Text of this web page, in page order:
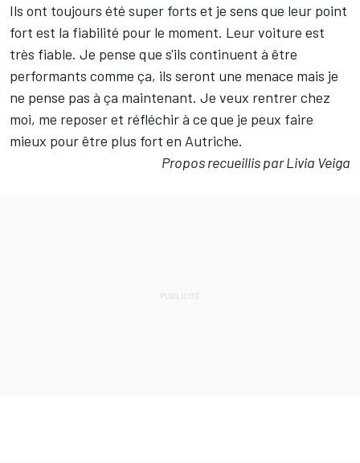
Ils ont toujours été super forts et je sens que leur point
fort est la fiabilité pour le moment. Leur voiture est
très fiable. Je pense que s'ils continuent à être
performants comme ça, ils seront une menace mais je
ne pense pas à ça maintenant. Je veux rentrer chez
moi, me reposer et réfléchir à ce que je peux faire
mieux pour être plus fort en Autriche.
Propos recueillis par Livia Veiga